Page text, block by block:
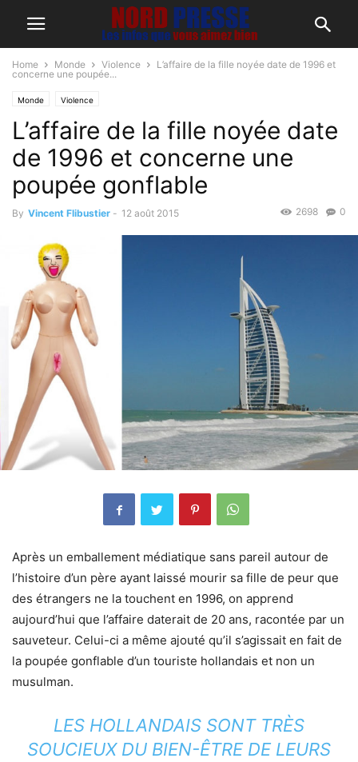
Home Monde Violence
L’affaire de la fille noyée date de 1996 et
concerne une poupée...
Monde Violence
L’affaire de la fille noyée date
de 1996 et concerne une
poupée gonflable
By Vincent Flibustier - 12 août 2015 0
2698
Après un emballement médiatique sans pareil autour de
l’histoire d’un père ayant laissé mourir sa fille de peur que
des étrangers ne la touchent en 1996, on apprend
aujourd’hui que l’affaire daterait de 20 ans, racontée par un
sauveteur. Celui-ci a même ajouté qu’il s’agissait en fait de
la poupée gonflable d’un touriste hollandais et non un
musulman.
LES HOLLANDAIS SONT TRÈS
SOUCIEUX DU BIEN-ÊTRE DE LEURS